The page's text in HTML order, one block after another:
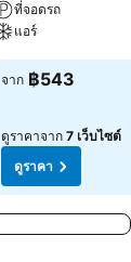
ที่จอดรถ
แอร์
ดูราคา
จาก ฿543
ดูราคาจาก 7 เว็บไซต์
ดูราคา